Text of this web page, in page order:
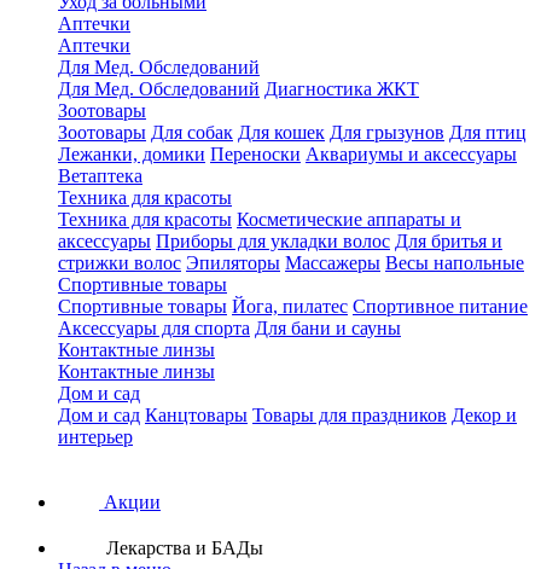
Аптечки
Аптечки
Для Мед. Обследований
Для Мед. Обследований Диагностика ЖКТ
Зоотовары
Зоотовары Для собак Для кошек Для грызунов Для птиц
Лежанки, домики Переноски Аквариумы и аксессуары
Ветаптека
Техника для красоты
Техника для красоты Косметические аппараты и
аксессуары Приборы для укладки волос Для бритья и
стрижки волос Эпиляторы Массажеры Весы напольные
Спортивные товары
Спортивные товары Йога, пилатес Спортивное питание
Аксессуары для спорта Для бани и сауны
Контактные линзы
Контактные линзы
Дом и сад
Дом и сад Канцтовары Товары для праздников Декор и
интерьер
Акции
Лекарства и БАДы